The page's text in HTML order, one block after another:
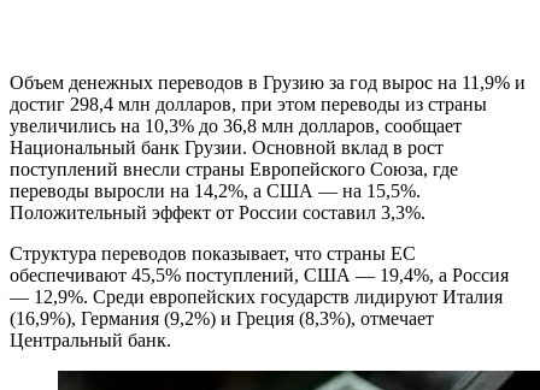
Объем денежных переводов в Грузию за год вырос на 11,9% и
достиг 298,4 млн долларов, при этом переводы из страны
увеличились на 10,3% до 36,8 млн долларов, сообщает
Национальный банк Грузии. Основной вклад в рост
поступлений внесли страны Европейского Союза, где
переводы выросли на 14,2%, а США — на 15,5%.
Положительный эффект от России составил 3,3%.
Структура переводов показывает, что страны ЕС
обеспечивают 45,5% поступлений, США — 19,4%, а Россия
— 12,9%. Среди европейских государств лидируют Италия
(16,9%), Германия (9,2%) и Греция (8,3%), отмечает
Центральный банк.